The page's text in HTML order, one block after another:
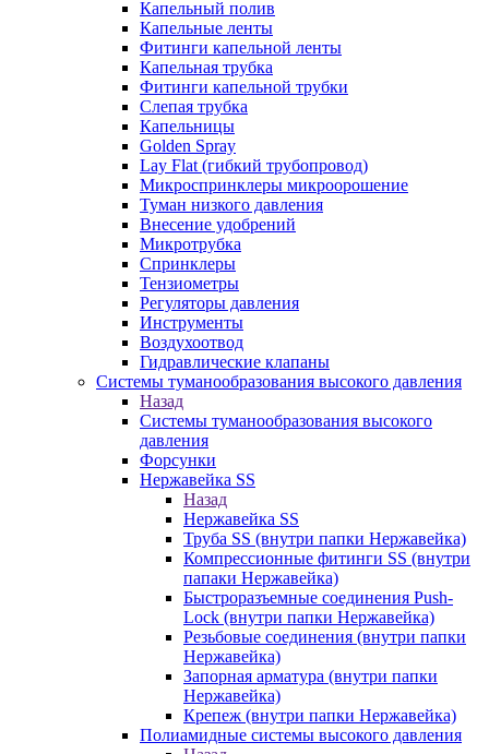
Капельный полив
Капельные ленты
Фитинги капельной ленты
Капельная трубка
Фитинги капельной трубки
Слепая трубка
Капельницы
Golden Spray
Lay Flat (гибкий трубопровод)
Микроспринклеры микроорошение
Туман низкого давления
Внесение удобрений
Микротрубка
Спринклеры
Тензиометры
Регуляторы давления
Инструменты
Воздухоотвод
Гидравлические клапаны
Системы туманообразования высокого давления
Назад
Системы туманообразования высокого
давления
Форсунки
Нержавейка SS
Назад
Нержавейка SS
Труба SS (внутри папки Нержавейка)
Компрессионные фитинги SS (внутри
папаки Нержавейка)
Быстроразъемные соединения Push-
Lock (внутри папки Нержавейка)
Резьбовые соединения (внутри папки
Нержавейка)
Запорная арматура (внутри папки
Нержавейка)
Крепеж (внутри папки Нержавейка)
Полиамидные системы высокого давления